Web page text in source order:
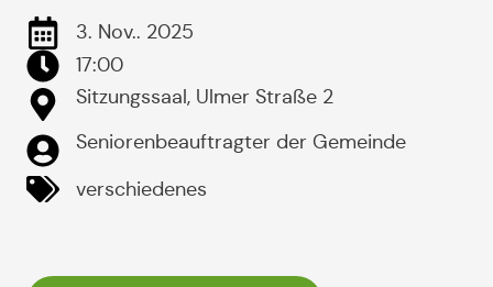
3. Nov.. 2025
17:00
Sitzungssaal, Ulmer Straße 2
Seniorenbeauftragter der Gemeinde
verschiedenes